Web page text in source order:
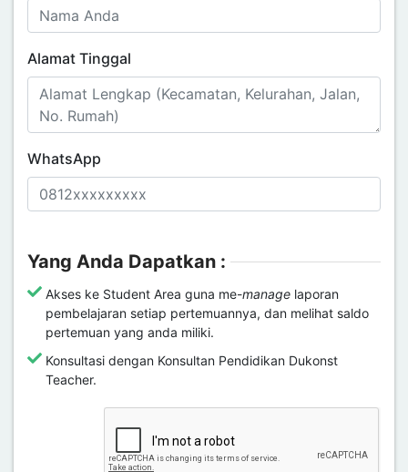
Alamat Tinggal
WhatsApp
Yang Anda Dapatkan :
Akses ke Student Area guna me-manage laporan
pembelajaran setiap pertemuannya, dan melihat saldo
pertemuan yang anda miliki.
Konsultasi dengan Konsultan Pendidikan Dukonst
Teacher.